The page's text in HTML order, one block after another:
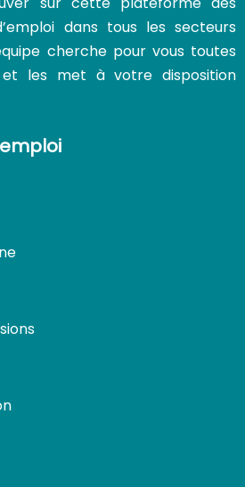
dans tous les secteurs
cherche pour vous toutes
les met à votre disposition